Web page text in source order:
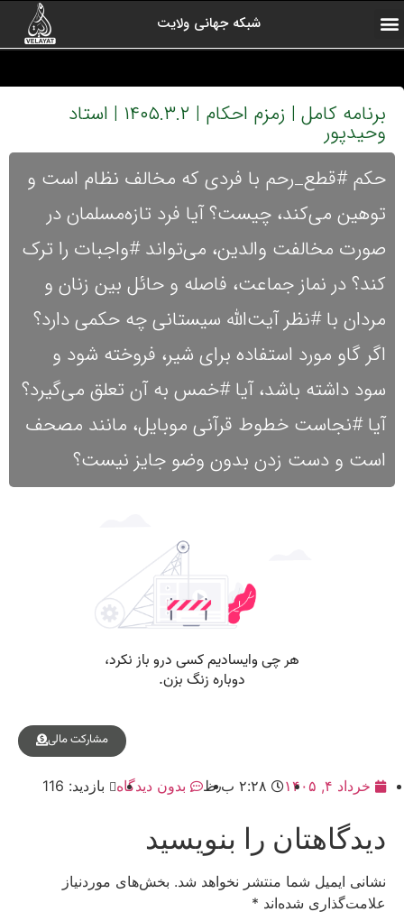
شبکه جهانی ولایت
برنامه کامل | زمزم احکام | ۱۴۰۵.۳.۲ | استاد
وحیدپور
حکم #قطع_رحم با فردی که مخالف نظام است و
توهین می‌کند، چیست؟ آیا فرد تازه‌مسلمان در
صورت مخالفت والدین، می‌تواند #واجبات را ترک
کند؟ در نماز جماعت، فاصله و حائل بین زنان و
مردان با #نظر آیت‌الله سیستانی چه حکمی دارد؟
اگر گاو مورد استفاده برای شیر، فروخته شود و
سود داشته باشد، آیا #خمس به آن تعلق می‌گیرد؟
آیا #نجاست خطوط قرآنی موبایل، مانند مصحف
است و دست زدن بدون وضو جایز نیست؟
مشارکت مالی
خرداد ۴, ۱۴۰۵ ۲:۲۸ ب٫ظ بدون دیدگاه بازدید: 116
دیدگاهتان را بنویسید
نشانی ایمیل شما منتشر نخواهد شد. بخش‌های موردنیاز
علامت‌گذاری شده‌اند *